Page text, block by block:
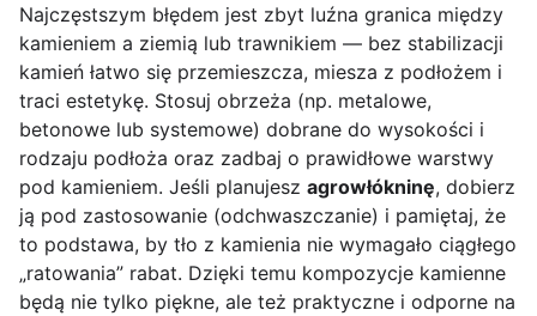
Najczęstszym błędem jest zbyt luźna granica między
kamieniem a ziemią lub trawnikiem — bez stabilizacji
kamień łatwo się przemieszcza, miesza z podłożem i
traci estetykę. Stosuj obrzeża (np. metalowe,
betonowe lub systemowe) dobrane do wysokości i
rodzaju podłoża oraz zadbaj o prawidłowe warstwy
pod kamieniem. Jeśli planujesz agrowłókninę, dobierz
ją pod zastosowanie (odchwaszczanie) i pamiętaj, że
to podstawa, by tło z kamienia nie wymagało ciągłego
„ratowania” rabat. Dzięki temu kompozycje kamienne
będą nie tylko piękne, ale też praktyczne i odporne na